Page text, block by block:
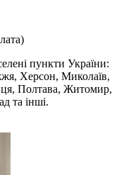
пункти України:
Херсон, Миколаїв,
Полтава, Житомир,
та інші.